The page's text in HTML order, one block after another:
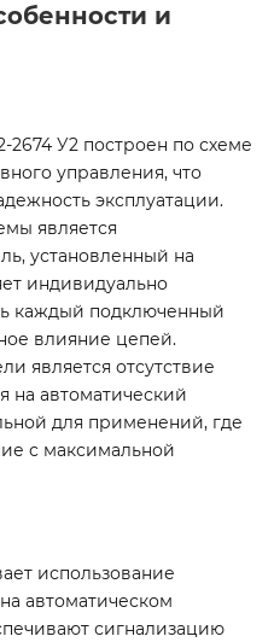
и
У2 построен по схеме
управления, что
эксплуатации.
является
установленный на
индивидуально
каждый подключенный
влияние цепей.
является отсутствие
на автоматический
для применений, где
с максимальной
использование
автоматическом
сигнализацию